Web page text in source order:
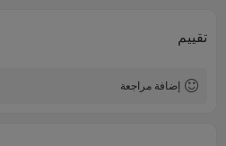
تقييم
إضافة مراجعة